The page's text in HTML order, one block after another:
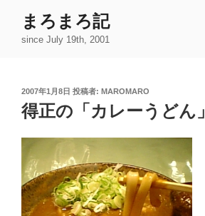
まろまろ記
since July 19th, 2001
投
稿
日:
2007年1月8日 投稿者: MAROMARO
得正の「カレーうどん」